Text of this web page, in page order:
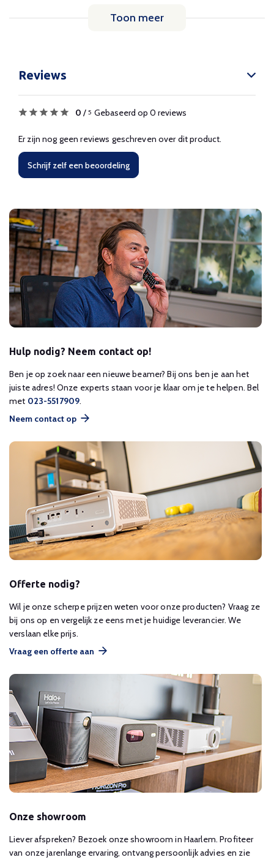
Toon meer
Reviews
0 / 5 Gebaseerd op 0 reviews
Er zijn nog geen reviews geschreven over dit product.
Schrijf zelf een beoordeling
Hulp nodig? Neem contact op!
Ben je op zoek naar een nieuwe beamer? Bij ons ben je aan het
juiste adres! Onze experts staan voor je klaar om je te helpen. Bel
met 023-5517909.
Neem contact op
Offerte nodig?
Wil je onze scherpe prijzen weten voor onze producten? Vraag ze
bij ons op en vergelijk ze eens met je huidige leverancier. We
verslaan elke prijs.
Vraag een offerte aan
Onze showroom
Liever afspreken? Bezoek onze showroom in Haarlem. Profiteer
van onze jarenlange ervaring, ontvang persoonlijk advies en zie